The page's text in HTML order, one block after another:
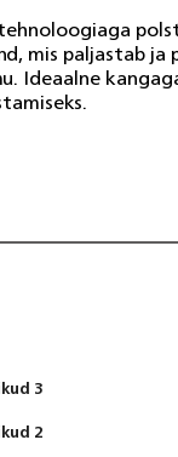
mis paljastab ja
Ideaalne
3
2